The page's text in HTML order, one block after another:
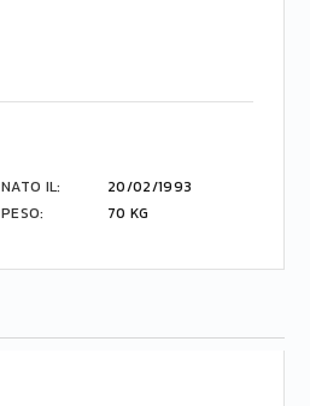
NATO IL:
20/02/1993
PESO: 70 KG